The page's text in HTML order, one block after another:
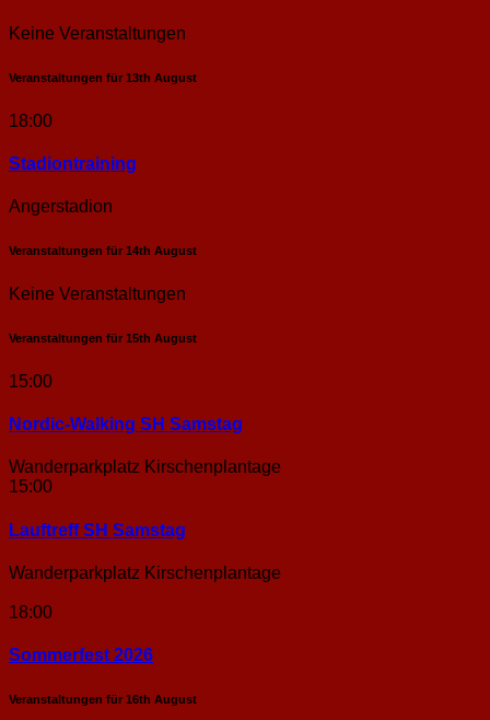
Keine Veranstaltungen
Veranstaltungen für 13th August
18:00
Stadion­training
Angerstadion
Veranstaltungen für 14th August
Keine Veranstaltungen
Veranstaltungen für 15th August
15:00
Nordic-Walking SH Samstag
Wanderparkplatz Kirschenplantage
15:00
Lauftreff SH Samstag
Wanderparkplatz Kirschenplantage
18:00
Sommerfest 2026
Veranstaltungen für 16th August